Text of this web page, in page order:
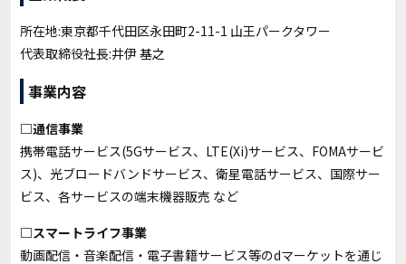
所在地:東京都千代田区永田町2-11-1 山王パークタワー
代表取締役社長:井伊 基之
事業内容
□通信事業
携帯電話サービス(5Gサービス、LTE(Xi)サービス、FOMAサービ
ス)、光ブロードバンドサービス、衛星電話サービス、国際サー
ビス、各サービスの端末機器販売 など
□スマートライフ事業
動画配信・音楽配信・電子書籍サービス等のdマーケットを通じ